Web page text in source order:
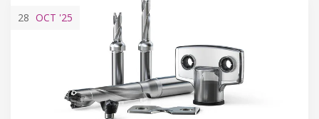
28 OCT '25